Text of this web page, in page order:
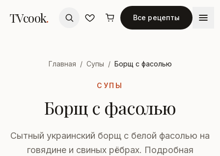
TVcook. Все рецепты
Главная / Супы / Борщ с фасолью
СУПЫ
Борщ с фасолью
Сытный украинский борщ с белой фасолью на
говядине и свиных рёбрах. Подробная